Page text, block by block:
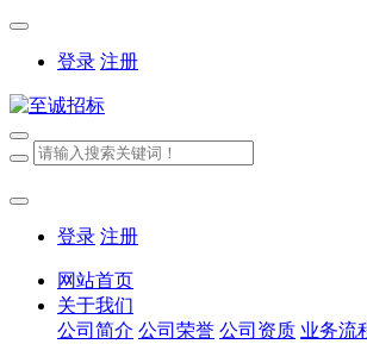
登录 注册
登录 注册
网站首页
关于我们
公司简介 公司荣誉 公司资质 业务流